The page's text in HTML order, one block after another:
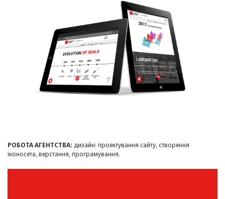
РОБОТА АГЕНТСТВА: дизайн: проектування сайту, створення
іконосета, верстання, програмування.